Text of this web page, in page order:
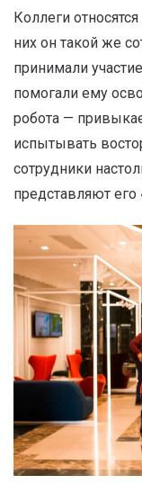
Коллеги
них он такой же
принимали
помогали ему
робота —
испытывать
сотрудники
представляют его